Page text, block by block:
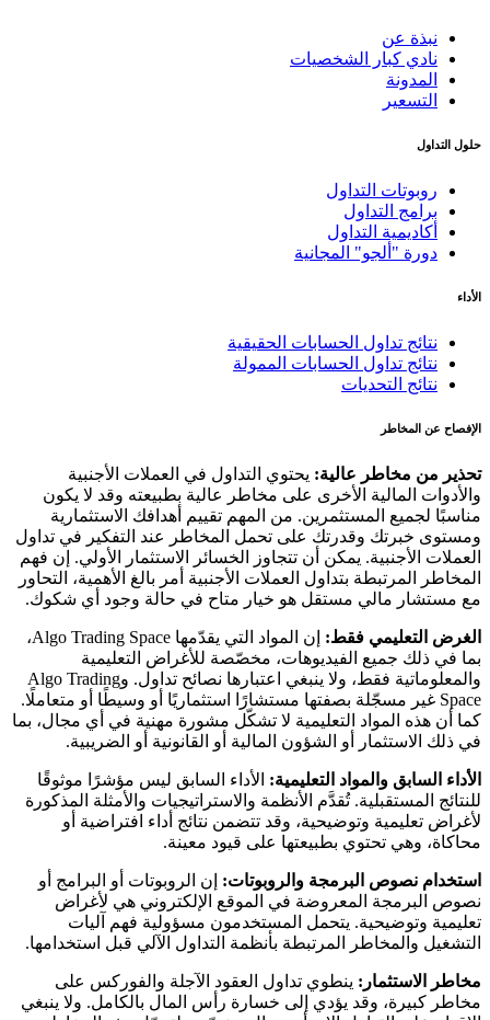
نبذة عن
نادي كبار الشخصيات
المدونة
التسعير
حلول التداول
روبوتات التداول
برامج التداول
أكاديمية التداول
دورة "ألجو" المجانية
الأداء
نتائج تداول الحسابات الحقيقية
نتائج تداول الحسابات الممولة
نتائج التحديات
الإفصاح عن المخاطر
تحذير من مخاطر عالية: يحتوي التداول في العملات الأجنبية
والأدوات المالية الأخرى على مخاطر عالية بطبيعته وقد لا يكون
مناسبًا لجميع المستثمرين. من المهم تقييم أهدافك الاستثمارية
ومستوى خبرتك وقدرتك على تحمل المخاطر عند التفكير في تداول
العملات الأجنبية. يمكن أن تتجاوز الخسائر الاستثمار الأولي. إن فهم
المخاطر المرتبطة بتداول العملات الأجنبية أمر بالغ الأهمية، التحاور
مع مستشار مالي مستقل هو خيار متاح في حالة وجود أي شكوك.
الغرض التعليمي فقط:
إن المواد التي يقدّمها Algo Trading Space،
بما في ذلك جميع الفيديوهات، مخصّصة للأغراض التعليمية
والمعلوماتية فقط، ولا ينبغي اعتبارها نصائح تداول. وAlgo Trading
Space غير مسجّلة بصفتها مستشارًا استثماريًا أو وسيطًا أو متعاملًا.
كما أن هذه المواد التعليمية لا تشكّل مشورة مهنية في أي مجال، بما
في ذلك الاستثمار أو الشؤون المالية أو القانونية أو الضريبية.
الأداء السابق والمواد التعليمية: الأداء السابق ليس مؤشرًا موثوقًا
للنتائج المستقبلية. تُقدَّم الأنظمة والاستراتيجيات والأمثلة المذكورة
لأغراض تعليمية وتوضيحية، وقد تتضمن نتائج أداء افتراضية أو
محاكاة، وهي تحتوي بطبيعتها على قيود معينة.
استخدام نصوص البرمجة والروبوتات: إن الروبوتات أو البرامج أو
نصوص البرمجة المعروضة في الموقع الإلكتروني هي لأغراض
تعليمية وتوضيحية. يتحمل المستخدمون مسؤولية فهم آليات
التشغيل والمخاطر المرتبطة بأنظمة التداول الآلي قبل استخدامها.
مخاطر الاستثمار: ينطوي تداول العقود الآجلة والفوركس على
مخاطر كبيرة، وقد يؤدي إلى خسارة رأس المال بالكامل. ولا ينبغي